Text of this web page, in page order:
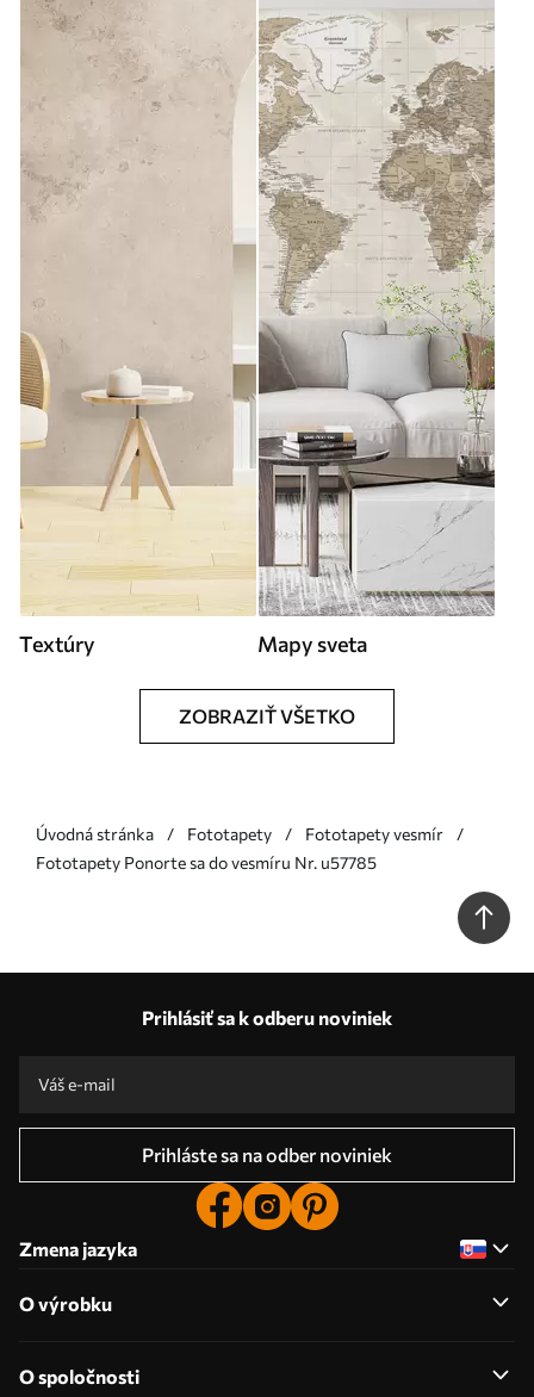
Textúry Mapy sveta
ZOBRAZIŤ VŠETKO
Úvodná stránka Fototapety
Fototapety vesmír
Fototapety Ponorte sa do vesmíru Nr. u57785
Prihlásiť sa k odberu noviniek
Prihláste sa na odber noviniek
Zmena jazyka
O výrobku
O spoločnosti